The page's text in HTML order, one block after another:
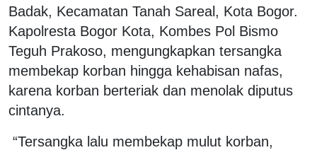
Badak, Kecamatan Tanah Sareal, Kota Bogor.
Kapolresta Bogor Kota, Kombes Pol Bismo
Teguh Prakoso, mengungkapkan tersangka
membekap korban hingga kehabisan nafas,
karena korban berteriak dan menolak diputus
cintanya.
“Tersangka lalu membekap mulut korban,